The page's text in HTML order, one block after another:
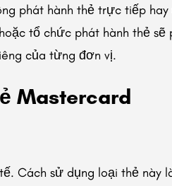
phát hành thẻ trực tiếp
tổ chức phát hành thẻ
của từng đơn vị.
Mastercard
Cách sử dụng loại thẻ này